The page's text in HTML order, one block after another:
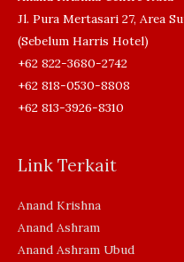
Jl. Pura Mertasari 27, Area
(Sebelum Harris Hotel)
+62 822-3680-2742
+62 818-0530-8808
+62 813-3926-8310
Link Terkait
Anand Krishna
Anand Ashram
Anand Ashram Ubud